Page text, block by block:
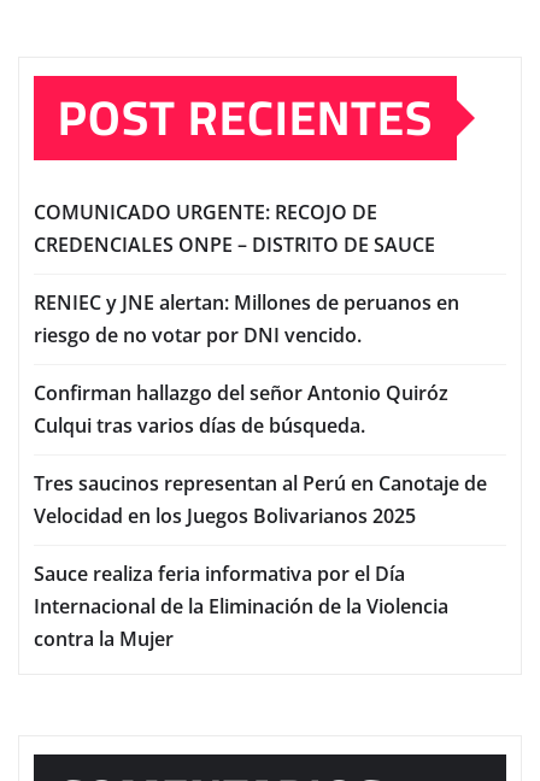
POST RECIENTES
COMUNICADO URGENTE: RECOJO DE
CREDENCIALES ONPE – DISTRITO DE SAUCE
RENIEC y JNE alertan: Millones de peruanos en
riesgo de no votar por DNI vencido.
Confirman hallazgo del señor Antonio Quiróz
Culqui tras varios días de búsqueda.
Tres saucinos representan al Perú en Canotaje de
Velocidad en los Juegos Bolivarianos 2025
Sauce realiza feria informativa por el Día
Internacional de la Eliminación de la Violencia
contra la Mujer